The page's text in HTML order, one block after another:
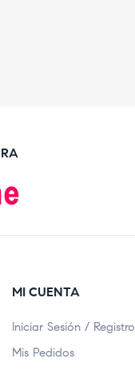
MI CUENTA
Iniciar Sesión / Registro
Mis Pedidos